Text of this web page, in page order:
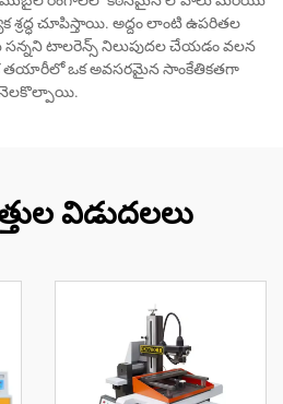
శ్రద్ధ చూపిస్తాయి. అద్దం లాంటి ఉపరితల
టాలరెన్స్ నిలుపుదల చేయడం వలన
తయారీలో ఒక అవసరమైన సాంకేతికతగా
విడుదలలు